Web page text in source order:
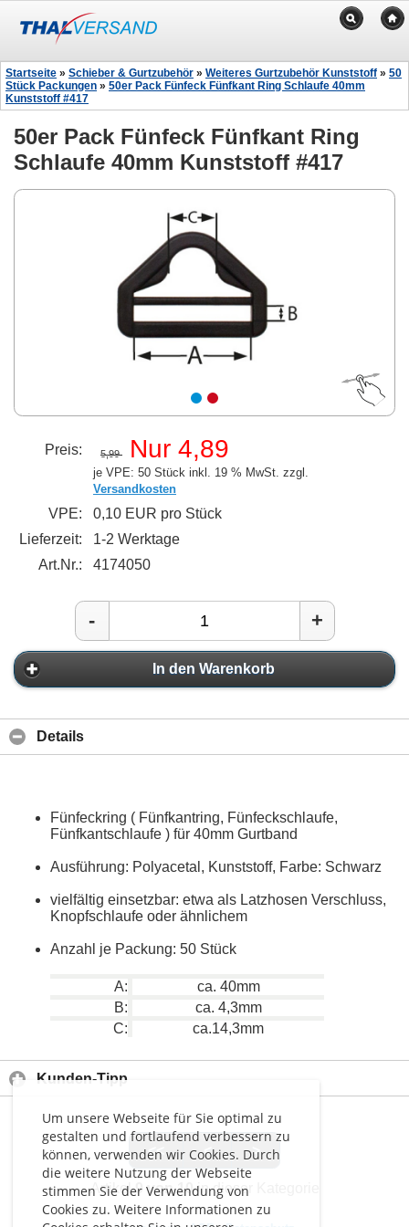
Um unsere Webseite für Sie optimal zu
gestalten und fortlaufend verbessern zu
können, verwenden wir Cookies. Durch
die weitere Nutzung der Webseite
stimmen Sie der Verwendung von
Cookies zu. Weitere Informationen zu
Startseite » Schieber & Gurtzubehör » Weiteres Gurtzubehör Kunststoff » 50
Stück Packungen » 50er Pack Fünfeck Fünfkant Ring Schlaufe 40mm
Kunststoff #417
50er Pack Fünfeck Fünfkant Ring
Schlaufe 40mm Kunststoff #417
Preis: 5,99 Nur 4,89
je VPE: 50 Stück inkl. 19 % MwSt. zzgl.
Versandkosten
VPE:
0,10 EUR pro Stück
Lieferzeit:
1-2 Werktage
Art.Nr.:
4174050
- +
In den Warenkorb
Details
Fünfeckring ( Fünfkantring, Fünfeckschlaufe,
Fünfkantschlaufe ) für 40mm Gurtband
Ausführung: Polyacetal, Kunststoff, Farbe: Schwarz
vielfältig einsetzbar: etwa als Latzhosen Verschluss,
Knopfschlaufe oder ähnlichem
Anzahl je Packung: 50 Stück
A:
ca. 40mm
B:
ca. 4,3mm
C:
ca.14,3mm
Kunden-Tipp
<< < >
Artikel9 von 10in dieser Kategorie